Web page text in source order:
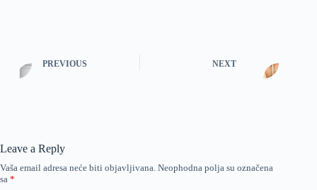
PREVIOUS NEXT
Leave a Reply
Vaša email adresa neće biti objavljivana. Neophodna polja su označena
sa *